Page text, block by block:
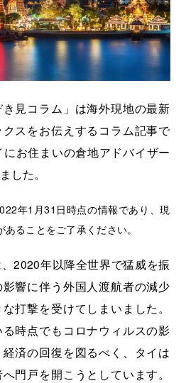
四国本部
沖縄事務所
き見コラム」は海外現地の最新
スをお伝えするコラム記事で
お住まいの倉地アドバイザー
した。
年1月31日時点の情報であり、現
ることをご了承ください。
2020年以降全世界で猛威を振
響に伴う外国人渡航者の減少
打撃を受けてしまいました。
時点でもコロナウィルスの影
済の回復を図るべく、タイは
門戸を開こうとしています。